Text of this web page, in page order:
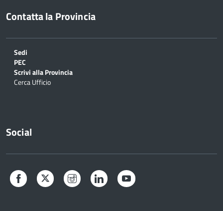
Contatta la Provincia
Sedi
PEC
Scrivi alla Provincia
Cerca Ufficio
Social
Facebook Twitter Instagram LinkedIn